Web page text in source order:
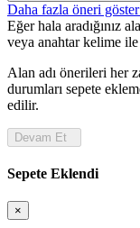
Daha fazla öneri
Eğer hala aradığınız
veya anahtar kelime
Alan adı önerileri her
durumları sepete
edilir.
Sepete Eklendi
×